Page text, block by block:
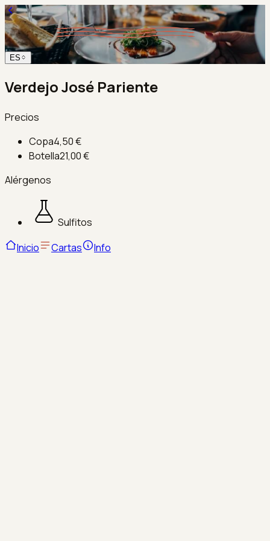
ES
Verdejo José Pariente
Precios
Copa4,50 €
Botella21,00 €
Alérgenos
Sulfitos
Inicio
Cartas Info